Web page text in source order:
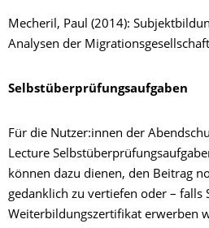
Mecheril, Paul (2014):
Analysen der Migrationsgesellschaft
Selbstüberprüfungsaufgaben
Für die Nutzer:innen der
Lecture
können dazu dienen, den Beitrag
gedanklich zu vertiefen oder – falls
Weiterbildungszertifikat erwerben